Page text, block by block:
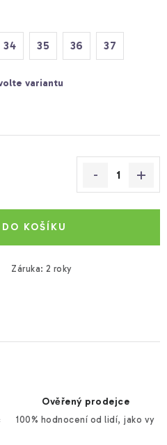
34 35 36 37
KOŠÍKU
Záruka: 2 roky
Ověřený prodejce
100% hodnocení od lidí, jako vy